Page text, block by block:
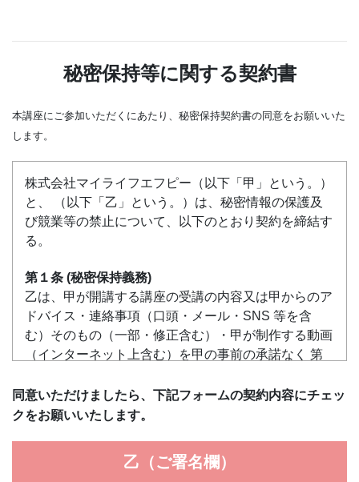
秘密保持等に関する契約書
本講座にご参加いただくにあたり、秘密保持契約書の同意をお願いいた
します。
株式会社マイライフエフピー（以下「甲」という。）
と、 （以下「乙」という。）は、秘密情報の保護及
び競業等の禁止について、以下のとおり契約を締結す
る。
第１条 (秘密保持義務)
乙は、甲が開講する講座の受講の内容又は甲からのア
ドバイス・連絡事項（口頭・メール・SNS 等を含
む）そのもの（一部・修正含む）・甲が制作する動画
（インターネット上含む）を甲の事前の承諾なく 第
２ 前項の規定は、次のいずれかに該当する情報につ
いてはこれを適用しない
(3) 甲が事前に書面により公表を承認した情報
同意いただけましたら、下記フォームの契約内容にチェッ
クをお願いいたします。
乙（ご署名欄）